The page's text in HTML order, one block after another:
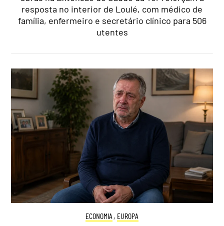
resposta no interior de Loulé, com médico de
família, enfermeiro e secretário clínico para 506
utentes
ECONOMIA , EUROPA